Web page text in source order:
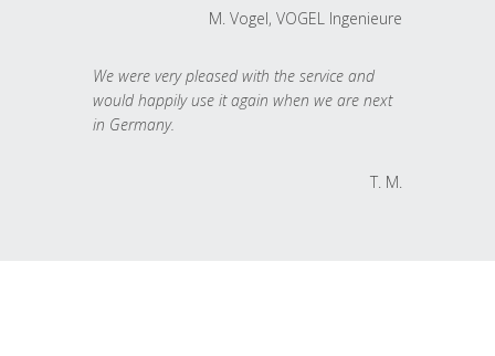
M. Vogel, VOGEL Ingenieure
We were very pleased with the service and
would happily use it again when we are next
in Germany.
T. M.